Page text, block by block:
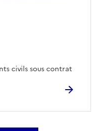
civils sous contrat